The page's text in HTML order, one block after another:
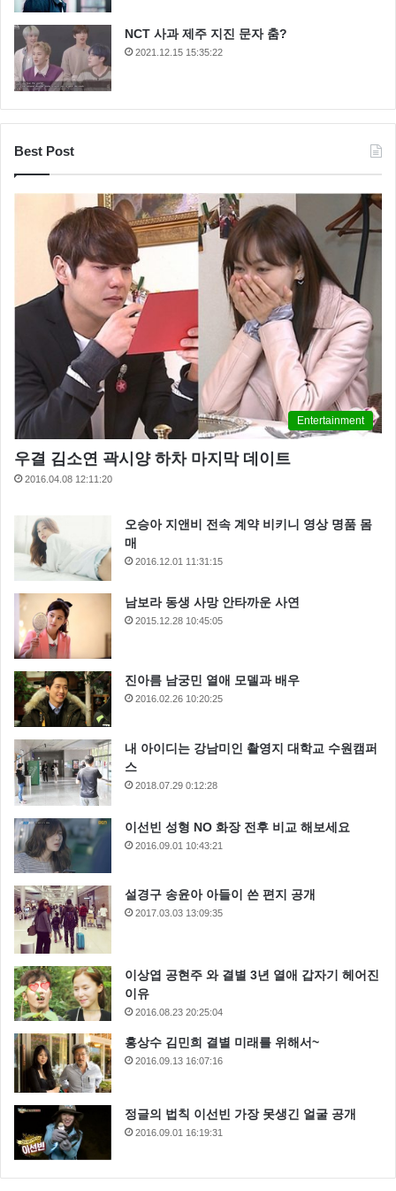
NCT 사과 제주 지진 문자 춤?
2021.12.15 15:35:22
Best Post
Entertainment
우결 김소연 곽시양 하차 마지막 데이트
2016.04.08 12:11:20
오승아 지앤비 전속 계약 비키니 영상 명품 몸
매
2016.12.01 11:31:15
남보라 동생 사망 안타까운 사연
2015.12.28 10:45:05
진아름 남궁민 열애 모델과 배우
2016.02.26 10:20:25
내 아이디는 강남미인 촬영지 대학교 수원캠퍼
스
2018.07.29 0:12:28
이선빈 성형 NO 화장 전후 비교 해보세요
2016.09.01 10:43:21
설경구 송윤아 아들이 쓴 편지 공개
2017.03.03 13:09:35
이상엽 공현주 와 결별 3년 열애 갑자기 헤어진
이유
2016.08.23 20:25:04
홍상수 김민희 결별 미래를 위해서~
2016.09.13 16:07:16
정글의 법칙 이선빈 가장 못생긴 얼굴 공개
2016.09.01 16:19:31